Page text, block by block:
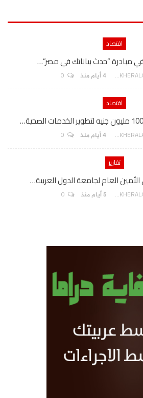
اقتصاد
مبادرة “حدث بياناتك في مصر”…
AKHERALANBAAEG 4 أيام منذ
اقتصاد
AKHERALANBAAEG 4 أيام منذ
تقارير
العام لجامعة الدول العربية…
AKHERALANBAAEG 5 أيام منذ